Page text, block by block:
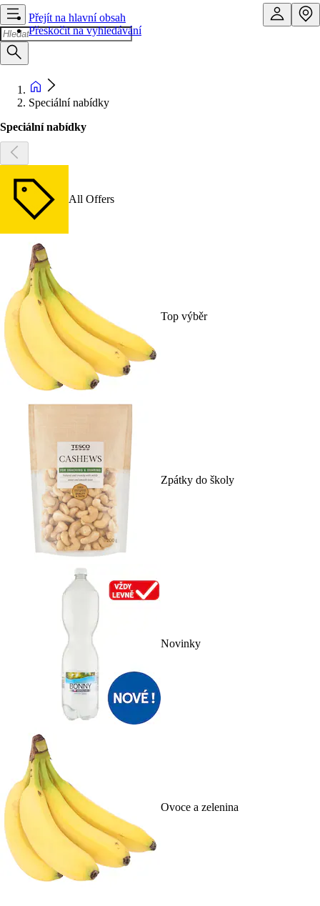
Přejít na hlavní obsah
Přeskočit na vyhledávání
Speciální nabídky
Speciální nabídky
All Offers
Top výběr
Zpátky do školy
Novinky
Ovoce a zelenina